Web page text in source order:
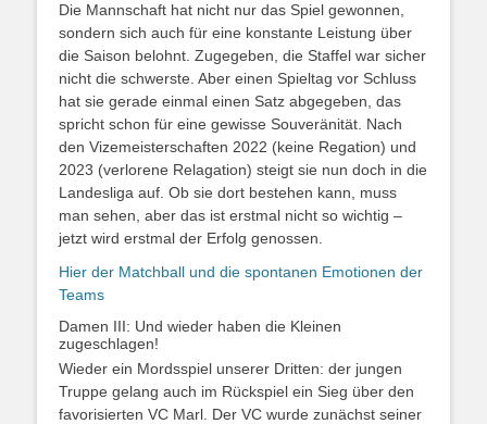
Die Mannschaft hat nicht nur das Spiel gewonnen,
sondern sich auch für eine konstante Leistung über
die Saison belohnt. Zugegeben, die Staffel war sicher
nicht die schwerste. Aber einen Spieltag vor Schluss
hat sie gerade einmal einen Satz abgegeben, das
spricht schon für eine gewisse Souveränität. Nach
den Vizemeisterschaften 2022 (keine Regation) und
2023 (verlorene Relagation) steigt sie nun doch in die
Landesliga auf. Ob sie dort bestehen kann, muss
man sehen, aber das ist erstmal nicht so wichtig –
jetzt wird erstmal der Erfolg genossen.
Hier der Matchball und die spontanen Emotionen der
Teams
Damen III: Und wieder haben die Kleinen
zugeschlagen!
Wieder ein Mordsspiel unserer Dritten: der jungen
Truppe gelang auch im Rückspiel ein Sieg über den
favorisierten VC Marl. Der VC wurde zunächst seiner